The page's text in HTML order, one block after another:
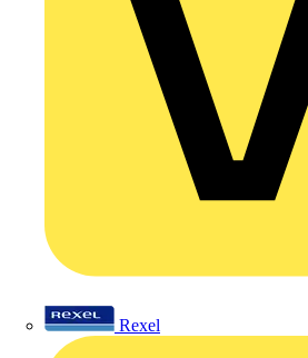
Rexel